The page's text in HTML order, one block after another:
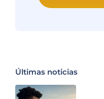
Últimas noticias